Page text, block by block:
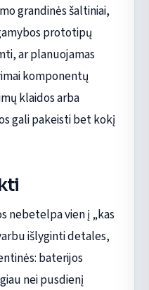
grandinės šaltiniai,
prototipų
ar planuojamas
komponentų
klaidos arba
gali pakeisti bet kokį
nebetelpa vien į „kas
išlyginti detales,
baterijos
nei pusdienį